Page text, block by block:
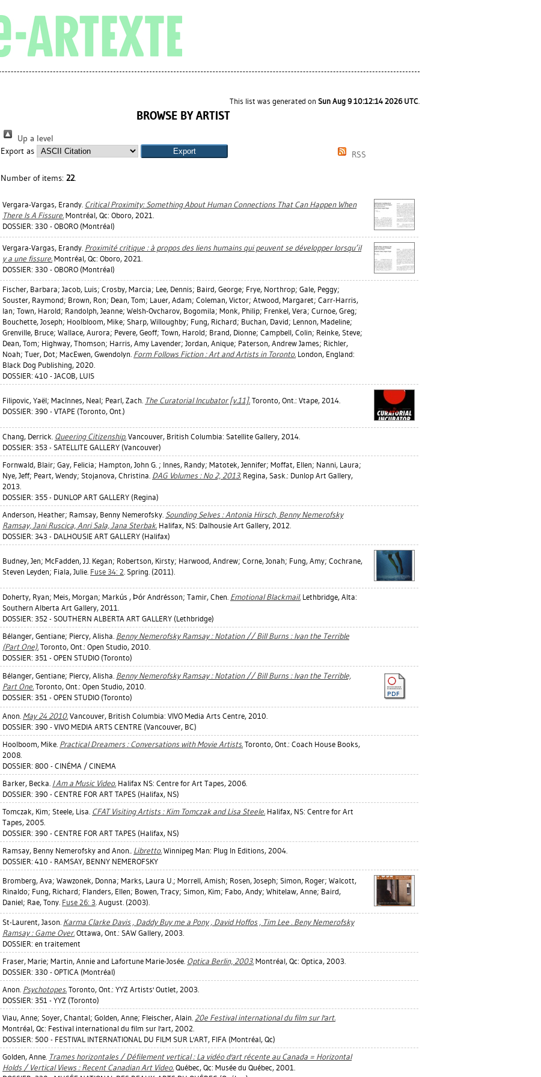
This list was generated on Sun Aug 9 10:12:14 2026 UTC.
BROWSE BY ARTIST
Up a level
Export as
RSS
Number of items: 22.
Vergara-Vargas, Erandy. Critical Proximity: Something About Human Connections That Can Happen When
There Is A Fissure. Montréal, Qc: Oboro, 2021.
DOSSIER: 330 - OBORO (Montréal)
Vergara-Vargas, Erandy. Proximité critique : à propos des liens humains qui peuvent se développer lorsqu’il
y a une fissure. Montréal, Qc: Oboro, 2021.
DOSSIER: 330 - OBORO (Montréal)
Fischer, Barbara; Jacob, Luis; Crosby, Marcia; Lee, Dennis; Baird, George; Frye, Northrop; Gale, Peggy;
Souster, Raymond; Brown, Ron; Dean, Tom; Lauer, Adam; Coleman, Victor; Atwood, Margaret; Carr-Harris,
Ian; Town, Harold; Randolph, Jeanne; Welsh-Ovcharov, Bogomila; Monk, Philip; Frenkel, Vera; Curnoe, Greg;
Bouchette, Joseph; Hoolbloom, Mike; Sharp, Willoughby; Fung, Richard; Buchan, David; Lennon, Madeline;
Grenville, Bruce; Wallace, Aurora; Pevere, Geoff; Town, Harold; Brand, Dionne; Campbell, Colin; Reinke, Steve;
Dean, Tom; Highway, Thomson; Harris, Amy Lavender; Jordan, Anique; Paterson, Andrew James; Richler,
Noah; Tuer, Dot; MacEwen, Gwendolyn. Form Follows Fiction : Art and Artists in Toronto. London, England:
Black Dog Publishing, 2020.
DOSSIER: 410 - JACOB, LUIS
Filipovic, Yaël; MacInnes, Neal; Pearl, Zach. The Curatorial Incubator [v.11]. Toronto, Ont.: Vtape, 2014.
DOSSIER: 390 - VTAPE (Toronto, Ont.)
Chang, Derrick. Queering Citizenship. Vancouver, British Columbia: Satellite Gallery, 2014.
DOSSIER: 353 - SATELLITE GALLERY (Vancouver)
Fornwald, Blair; Gay, Felicia; Hampton, John G. ; Innes, Randy; Matotek, Jennifer; Moffat, Ellen; Nanni, Laura;
Nye, Jeff; Peart, Wendy; Stojanova, Christina. DAG Volumes : No 2, 2013. Regina, Sask.: Dunlop Art Gallery,
2013.
DOSSIER: 355 - DUNLOP ART GALLERY (Regina)
Anderson, Heather; Ramsay, Benny Nemerofsky. Sounding Selves : Antonia Hirsch, Benny Nemerofsky
Ramsay, Jani Ruscica, Anri Sala, Jana Sterbak. Halifax, NS: Dalhousie Art Gallery, 2012.
DOSSIER: 343 - DALHOUSIE ART GALLERY (Halifax)
Budney, Jen; McFadden, J.J. Kegan; Robertson, Kirsty; Harwood, Andrew; Corne, Jonah; Fung, Amy; Cochrane,
Steven Leyden; Fiala, Julie. Fuse 34: 2. Spring. (2011).
Doherty, Ryan; Meis, Morgan; Markús , Þór Andrésson; Tamir, Chen. Emotional Blackmail. Lethbridge, Alta:
Southern Alberta Art Gallery, 2011.
DOSSIER: 352 - SOUTHERN ALBERTA ART GALLERY (Lethbridge)
Bélanger, Gentiane; Piercy, Alisha. Benny Nemerofsky Ramsay : Notation // Bill Burns : Ivan the Terrible
(Part One). Toronto, Ont.: Open Studio, 2010.
DOSSIER: 351 - OPEN STUDIO (Toronto)
Bélanger, Gentiane; Piercy, Alisha. Benny Nemerofsky Ramsay : Notation // Bill Burns : Ivan the Terrible,
Part One. Toronto, Ont.: Open Studio, 2010.
DOSSIER: 351 - OPEN STUDIO (Toronto)
Anon. May 24 2010. Vancouver, British Columbia: VIVO Media Arts Centre, 2010.
DOSSIER: 390 - VIVO MEDIA ARTS CENTRE (Vancouver, BC)
Hoolboom, Mike. Practical Dreamers : Conversations with Movie Artists. Toronto, Ont.: Coach House Books,
2008.
DOSSIER: 800 - CINÉMA / CINEMA
Barker, Becka. I Am a Music Video. Halifax NS: Centre for Art Tapes, 2006.
DOSSIER: 390 - CENTRE FOR ART TAPES (Halifax, NS)
Tomczak, Kim; Steele, Lisa. CFAT Visiting Artists : Kim Tomczak and Lisa Steele. Halifax, NS: Centre for Art
Tapes, 2005.
DOSSIER: 390 - CENTRE FOR ART TAPES (Halifax, NS)
Ramsay, Benny Nemerofsky and Anon.. Libretto. Winnipeg Man: Plug In Editions, 2004.
DOSSIER: 410 - RAMSAY, BENNY NEMEROFSKY
Bromberg, Ava; Wawzonek, Donna; Marks, Laura U.; Morrell, Amish; Rosen, Joseph; Simon, Roger; Walcott,
Rinaldo; Fung, Richard; Flanders, Ellen; Bowen, Tracy; Simon, Kim; Fabo, Andy; Whitelaw, Anne; Baird,
Daniel; Rae, Tony. Fuse 26: 3. August. (2003).
St-Laurent, Jason. Karma Clarke Davis , Daddy Buy me a Pony , David Hoffos , Tim Lee . Beny Nemerofsky
Ramsay : Game Over. Ottawa, Ont.: SAW Gallery, 2003.
DOSSIER: en traitement
Fraser, Marie; Martin, Annie and Lafortune Marie-Josée. Optica Berlin, 2003. Montréal, Qc: Optica, 2003.
DOSSIER: 330 - OPTICA (Montréal)
Anon. Psychotopes. Toronto, Ont.: YYZ Artists' Outlet, 2003.
DOSSIER: 351 - YYZ (Toronto)
Viau, Anne; Soyer, Chantal; Golden, Anne; Fleischer, Alain. 20e Festival international du film sur l'art.
Montréal, Qc: Festival international du film sur l'art, 2002.
DOSSIER: 500 - FESTIVAL INTERNATIONAL DU FILM SUR L'ART, FIFA (Montréal, Qc)
Golden, Anne. Trames horizontales / Défilement vertical : La vidéo d'art récente au Canada = Horizontal
Holds / Vertical Views : Recent Canadian Art Video. Québec, Qc: Musée du Québec, 2001.